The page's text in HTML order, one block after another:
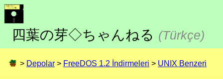
四葉の芽◇ちゃんねる (Türkçe)
> Depolar > FreeDOS 1.2 İndirmeleri > UNIX Benzeri